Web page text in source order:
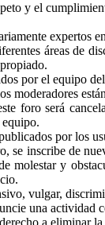
y el
expertos
áreas de
por el equipo
moderadores
foro será
por los
se inscribe de
molestar y
vulgar,
una actividad